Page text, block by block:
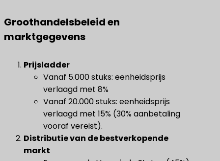
Groothandelsbeleid en
marktgegevens
Prijsladder
Vanaf 5.000 stuks: eenheidsprijs
verlaagd met 8%
Vanaf 20.000 stuks: eenheidsprijs
verlaagd met 15% (30% aanbetaling
vooraf vereist).
Distributie van de bestverkopende
markt